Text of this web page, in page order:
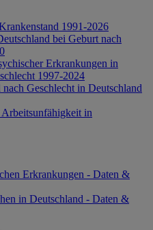
1991-2026
bei Geburt nach
Erkrankungen in
1997-2024
Geschlecht in Deutschland
in
Erkrankungen - Daten &
in Deutschland - Daten &